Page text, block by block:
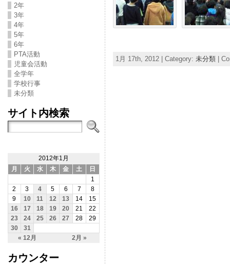
2年
3年
4年
5年
6年
PTA活動
児童会活動
全学年
学校行事
未分類
サイト内検索
2012年1月
月
火 水 木 金 土 日
« 12月 2月 »
1
2
3 4 5 6 7
8
9
10 11 12 13 14
15
16
17 18 19 20 21
22
23
24 25 26 27 28
29
30
31
カウンター
1月 17th, 2012 | Category: 未分類|